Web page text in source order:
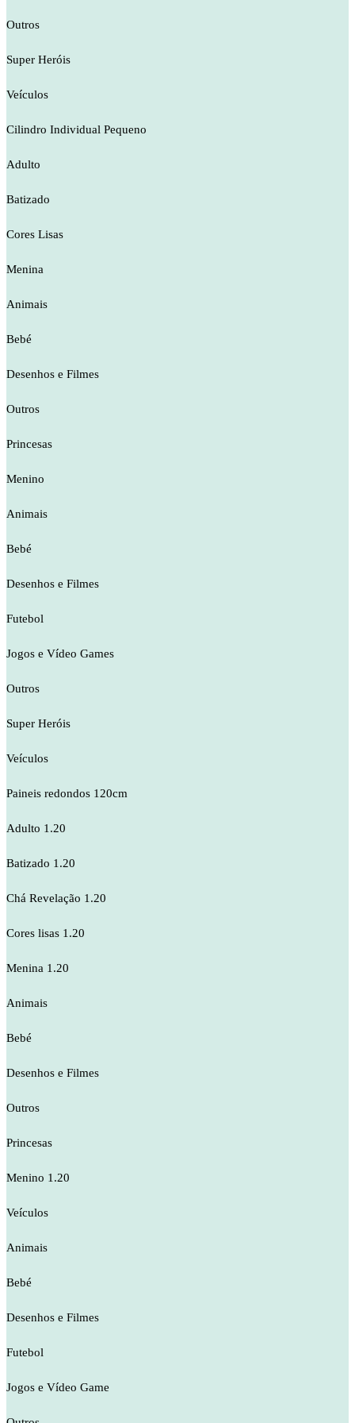
Outros
Super Heróis
Veículos
Cilindro Individual Pequeno
Adulto
Batizado
Cores Lisas
Menina
Animais
Bebé
Desenhos e Filmes
Outros
Princesas
Menino
Animais
Bebé
Desenhos e Filmes
Futebol
Jogos e Vídeo Games
Outros
Super Heróis
Veículos
Paineis redondos 120cm
Adulto 1.20
Batizado 1.20
Chá Revelação 1.20
Cores lisas 1.20
Menina 1.20
Animais
Bebé
Desenhos e Filmes
Outros
Princesas
Menino 1.20
Veículos
Animais
Bebé
Desenhos e Filmes
Futebol
Jogos e Vídeo Game